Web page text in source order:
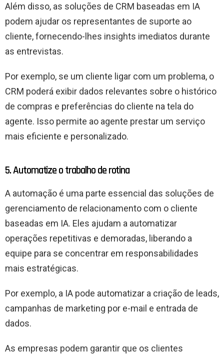
Além disso, as soluções de CRM baseadas em IA
podem ajudar os representantes de suporte ao
cliente, fornecendo-lhes insights imediatos durante
as entrevistas.
Por exemplo, se um cliente ligar com um problema, o
CRM poderá exibir dados relevantes sobre o histórico
de compras e preferências do cliente na tela do
agente. Isso permite ao agente prestar um serviço
mais eficiente e personalizado.
5. Automatize o trabalho de rotina
A automação é uma parte essencial das soluções de
gerenciamento de relacionamento com o cliente
baseadas em IA. Eles ajudam a automatizar
operações repetitivas e demoradas, liberando a
equipe para se concentrar em responsabilidades
mais estratégicas.
Por exemplo, a IA pode automatizar a criação de leads,
campanhas de marketing por e-mail e entrada de
dados.
As empresas podem garantir que os clientes